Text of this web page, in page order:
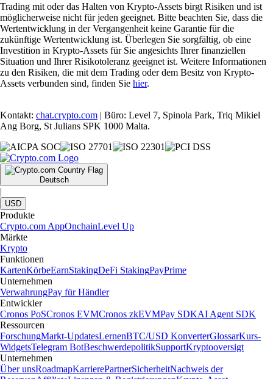
Trading mit oder das Halten von Krypto-Assets birgt Risiken und ist
möglicherweise nicht für jeden geeignet. Bitte beachten Sie, dass die
Wertentwicklung in der Vergangenheit keine Garantie für die
zukünftige Wertentwicklung ist. Überlegen Sie sorgfältig, ob eine
Investition in Krypto-Assets für Sie angesichts Ihrer finanziellen
Situation und Ihrer Risikotoleranz geeignet ist. Weitere Informationen
zu den Risiken, die mit dem Trading oder dem Besitz von Krypto-
Assets verbunden sind, finden Sie hier.
Kontakt: chat.crypto.com | Büro: Level 7, Spinola Park, Triq Mikiel
Ang Borg, St Julians SPK 1000 Malta.
Deutsch
|
USD
Produkte
Crypto.com AppOnchainLevel Up
Märkte
Krypto
Funktionen
KartenKörbeEarnStakingDeFi StakingPayPrime
Unternehmen
VerwahrungPay für Händler
Entwickler
Cronos PoSCronos EVMCronos zkEVMPay SDKAI Agent SDK
Ressourcen
ForschungMarkt-UpdatesLernenBTC/USD KonverterGlossarKurs-
WidgetsTelegram BotBeschwerdepolitikSupportKryptooversigt
Unternehmen
Über unsRoadmapKarrierePartnerSicherheitNachweis der